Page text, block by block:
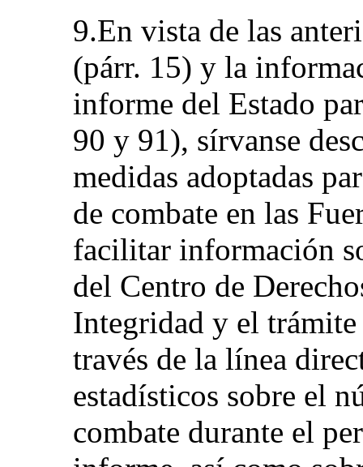
9.En vista de las
(párr. 15) y la
informe del Estado
90 y 91), sírvanse
medidas adoptadas
de combate en las
facilitar información
del Centro de
Integridad y el trámite
través de la línea
estadísticos sobre el
combate durante el